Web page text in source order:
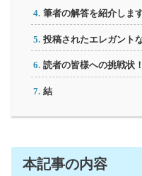
筆者の解答を紹介します
投稿されたエレガント
読者の皆様への挑戦状
結
本記事の内容